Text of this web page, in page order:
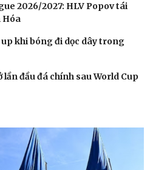
2026/2027: HLV Popov tái
Hóa
khi bóng đi dọc dây trong
đầu đá chính sau World Cup